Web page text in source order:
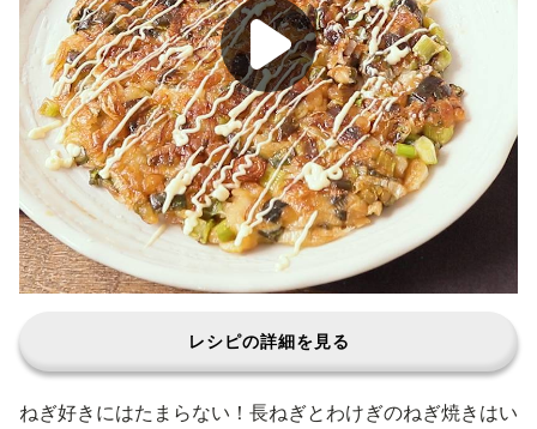
レシピの詳細を見る
ねぎ好きにはたまらない！長ねぎとわけぎのねぎ焼きはい